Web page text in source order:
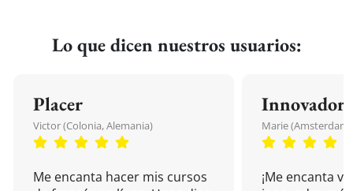
Lo que dicen nuestros usuarios:
Placer
Victor (Colonia, Alemania)
Me encanta hacer mis cursos
Innovador
Marie (Amsterdam,
¡Me encanta